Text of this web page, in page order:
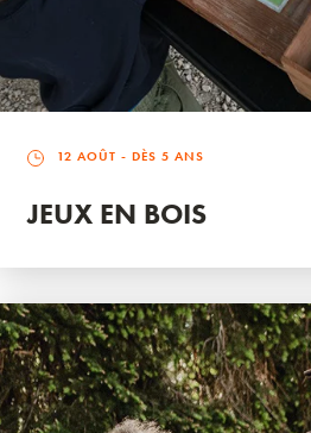
12 AOÛT - DÈS 5 ANS
JEUX EN BOIS